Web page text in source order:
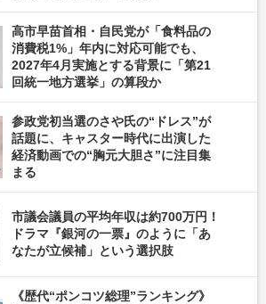
高市早苗首相・自民党が「食料品の
消費税1%」年内に対応可能でも、
2027年4月実施とする背景に「第21
回統一地方選挙」の算段か
参政党初当選のさや氏の“ドレス”が
話題に、キャスター時代に出演した
経済動画での“胸元大胆さ”に注目集
まる
市議会議員の平均年収は約700万円！
ドラマ『銀河の一票』のように「あ
なたが立候補」という選択肢
《歴代“ポンコツ総理”ランキング》